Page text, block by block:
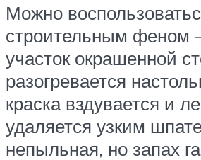
Можно
строительным феном
участок окрашенной
разогревается
краска вздувается и
удаляется узким
непыльная, но запах